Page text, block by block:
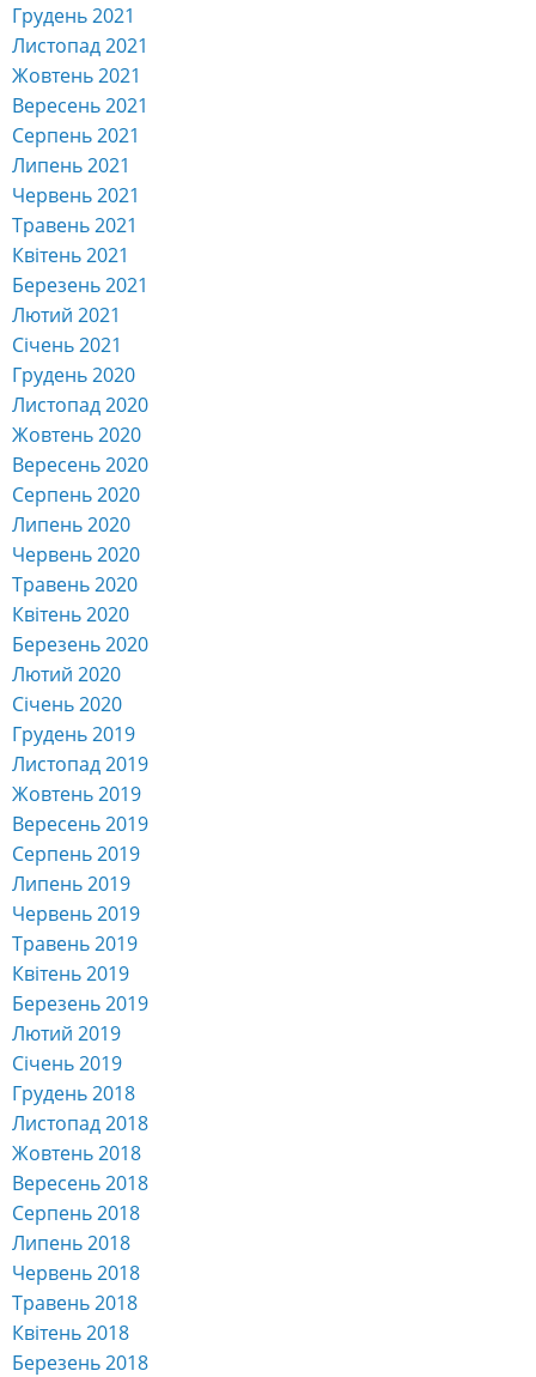
Грудень 2021
Листопад 2021
Жовтень 2021
Вересень 2021
Серпень 2021
Липень 2021
Червень 2021
Травень 2021
Квітень 2021
Березень 2021
Лютий 2021
Січень 2021
Грудень 2020
Листопад 2020
Жовтень 2020
Вересень 2020
Серпень 2020
Липень 2020
Червень 2020
Травень 2020
Квітень 2020
Березень 2020
Лютий 2020
Січень 2020
Грудень 2019
Листопад 2019
Жовтень 2019
Вересень 2019
Серпень 2019
Липень 2019
Червень 2019
Травень 2019
Квітень 2019
Березень 2019
Лютий 2019
Січень 2019
Грудень 2018
Листопад 2018
Жовтень 2018
Вересень 2018
Серпень 2018
Липень 2018
Червень 2018
Травень 2018
Квітень 2018
Березень 2018